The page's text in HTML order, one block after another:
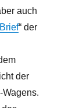
auch
“ der
der